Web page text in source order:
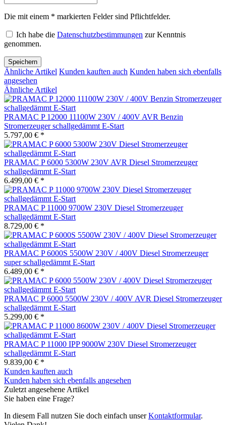
Die mit einem * markierten Felder sind Pflichtfelder.
Ich habe die Datenschutzbestimmungen zur Kenntnis
genommen.
Speichern
Ähnliche Artikel Kunden kauften auch Kunden haben sich ebenfalls
angesehen
Ähnliche Artikel
PRAMAC P 12000 11100W 230V / 400V AVR Benzin
Stromerzeuger schallgedämmt E-Start
5.797,00 € *
PRAMAC P 6000 5300W 230V AVR Diesel Stromerzeuger
schallgedämmt E-Start
6.499,00 € *
PRAMAC P 11000 9700W 230V Diesel Stromerzeuger
schallgedämmt E-Start
8.729,00 € *
PRAMAC P 6000S 5500W 230V / 400V Diesel Stromerzeuger
super schallgedämmt E-Start
6.489,00 € *
PRAMAC P 6000 5500W 230V / 400V AVR Diesel Stromerzeuger
schallgedämmt E-Start
5.299,00 € *
PRAMAC P 11000 IPP 9000W 230V Diesel Stromerzeuger
schallgedämmt E-Start
9.839,00 € *
Kunden kauften auch
Kunden haben sich ebenfalls angesehen
Zuletzt angesehene Artikel
Sie haben eine Frage?
In diesem Fall nutzen Sie doch einfach unserKontaktformular.